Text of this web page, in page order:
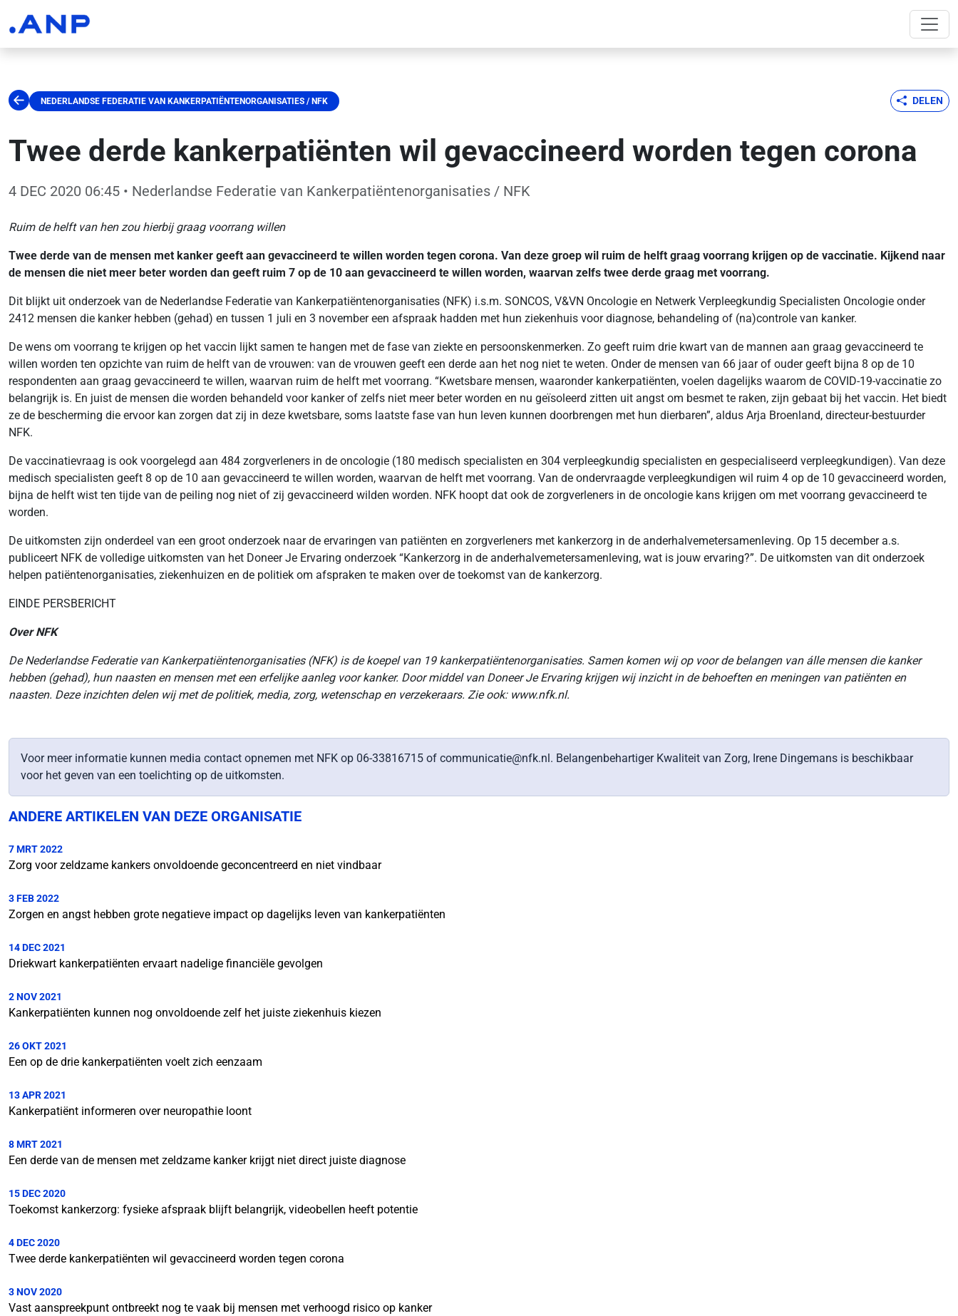
NEDERLANDSE FEDERATIE VAN KANKERPATIËNTENORGANISATIES / NFK DELEN
Twee derde kankerpatiënten wil gevaccineerd worden tegen corona
4 DEC 2020 06:45 • Nederlandse Federatie van Kankerpatiëntenorganisaties / NFK
Ruim de helft van hen zou hierbij graag voorrang willen
Twee derde van de mensen met kanker geeft aan gevaccineerd te willen worden tegen corona. Van deze groep wil ruim de helft graag voorrang krijgen op de vaccinatie. Kijkend naar
de mensen die niet meer beter worden dan geeft ruim 7 op de 10 aan gevaccineerd te willen worden, waarvan zelfs twee derde graag met voorrang.
Dit blijkt uit onderzoek van de Nederlandse Federatie van Kankerpatiëntenorganisaties (NFK) i.s.m. SONCOS, V&VN Oncologie en Netwerk Verpleegkundig Specialisten Oncologie onder
2412 mensen die kanker hebben (gehad) en tussen 1 juli en 3 november een afspraak hadden met hun ziekenhuis voor diagnose, behandeling of (na)controle van kanker.
De wens om voorrang te krijgen op het vaccin lijkt samen te hangen met de fase van ziekte en persoonskenmerken. Zo geeft ruim drie kwart van de mannen aan graag gevaccineerd te
willen worden ten opzichte van ruim de helft van de vrouwen: van de vrouwen geeft een derde aan het nog niet te weten. Onder de mensen van 66 jaar of ouder geeft bijna 8 op de 10
respondenten aan graag gevaccineerd te willen, waarvan ruim de helft met voorrang. “Kwetsbare mensen, waaronder kankerpatiënten, voelen dagelijks waarom de COVID-19-vaccinatie zo
belangrijk is. En juist de mensen die worden behandeld voor kanker of zelfs niet meer beter worden en nu geïsoleerd zitten uit angst om besmet te raken, zijn gebaat bij het vaccin. Het biedt
ze de bescherming die ervoor kan zorgen dat zij in deze kwetsbare, soms laatste fase van hun leven kunnen doorbrengen met hun dierbaren”, aldus Arja Broenland, directeur-bestuurder
NFK.
De vaccinatievraag is ook voorgelegd aan 484 zorgverleners in de oncologie (180 medisch specialisten en 304 verpleegkundig specialisten en gespecialiseerd verpleegkundigen). Van deze
medisch specialisten geeft 8 op de 10 aan gevaccineerd te willen worden, waarvan de helft met voorrang. Van de ondervraagde verpleegkundigen wil ruim 4 op de 10 gevaccineerd worden,
bijna de helft wist ten tijde van de peiling nog niet of zij gevaccineerd wilden worden. NFK hoopt dat ook de zorgverleners in de oncologie kans krijgen om met voorrang gevaccineerd te
worden.
De uitkomsten zijn onderdeel van een groot onderzoek naar de ervaringen van patiënten en zorgverleners met kankerzorg in de anderhalvemetersamenleving. Op 15 december a.s.
publiceert NFK de volledige uitkomsten van het Doneer Je Ervaring onderzoek “Kankerzorg in de anderhalvemetersamenleving, wat is jouw ervaring?”. De uitkomsten van dit onderzoek
helpen patiëntenorganisaties, ziekenhuizen en de politiek om afspraken te maken over de toekomst van de kankerzorg.
EINDE PERSBERICHT
Over NFK
De Nederlandse Federatie van Kankerpatiëntenorganisaties (NFK) is de koepel van 19 kankerpatiëntenorganisaties. Samen komen wij op voor de belangen van álle mensen die kanker
hebben (gehad), hun naasten en mensen met een erfelijke aanleg voor kanker. Door middel van Doneer Je Ervaring krijgen wij inzicht in de behoeften en meningen van patiënten en
naasten. Deze inzichten delen wij met de politiek, media, zorg, wetenschap en verzekeraars. Zie ook: www.nfk.nl.
Voor meer informatie kunnen media contact opnemen met NFK op 06-33816715 of communicatie@nfk.nl. Belangenbehartiger Kwaliteit van Zorg, Irene Dingemans is beschikbaar
voor het geven van een toelichting op de uitkomsten.
ANDERE ARTIKELEN VAN DEZE ORGANISATIE
7 MRT 2022
Zorg voor zeldzame kankers onvoldoende geconcentreerd en niet vindbaar
3 FEB 2022
Zorgen en angst hebben grote negatieve impact op dagelijks leven van kankerpatiënten
14 DEC 2021
Driekwart kankerpatiënten ervaart nadelige financiële gevolgen
2 NOV 2021
Kankerpatiënten kunnen nog onvoldoende zelf het juiste ziekenhuis kiezen
26 OKT 2021
Een op de drie kankerpatiënten voelt zich eenzaam
13 APR 2021
Kankerpatiënt informeren over neuropathie loont
8 MRT 2021
Een derde van de mensen met zeldzame kanker krijgt niet direct juiste diagnose
15 DEC 2020
Toekomst kankerzorg: fysieke afspraak blijft belangrijk, videobellen heeft potentie
4 DEC 2020
Twee derde kankerpatiënten wil gevaccineerd worden tegen corona
3 NOV 2020
Vast aanspreekpunt ontbreekt nog te vaak bij mensen met verhoogd risico op kanker